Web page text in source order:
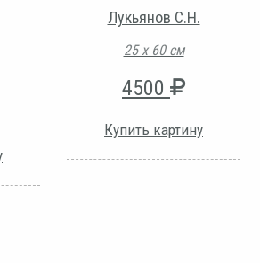
Лукьянов С.Н.
25 х 60 см
4500
Купить картину